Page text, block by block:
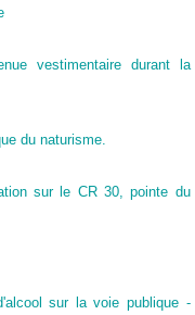
vestimentaire durant la
du naturisme.
sur le CR 30, pointe du
sur la voie publique -